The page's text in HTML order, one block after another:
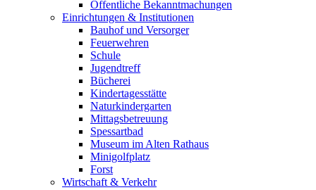
Öffentliche Bekanntmachungen
Einrichtungen & Institutionen
Bauhof und Versorger
Feuerwehren
Schule
Jugendtreff
Bücherei
Kindertagesstätte
Naturkindergarten
Mittagsbetreuung
Spessartbad
Museum im Alten Rathaus
Minigolfplatz
Forst
Wirtschaft & Verkehr